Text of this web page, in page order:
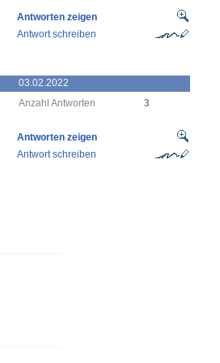
Antworten zeigen
Antwort schreiben
03.02.2022
Anzahl Antworten 3
Antworten zeigen
Antwort schreiben